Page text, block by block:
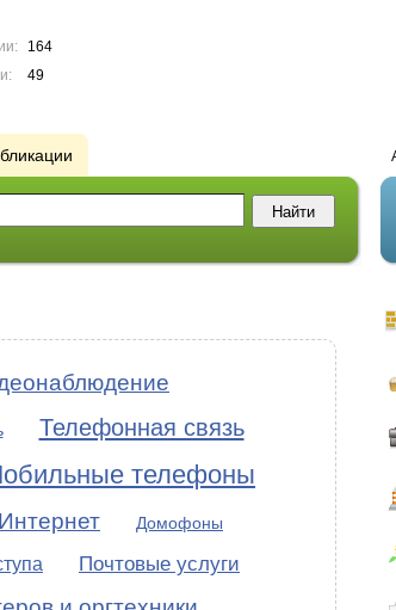
164
49
Телефонная связь
телефоны
Интернет Домофоны
Почтовые услуги